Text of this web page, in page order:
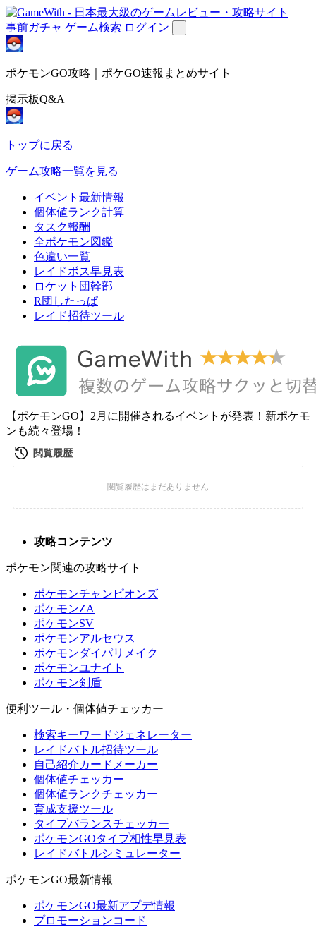
事前ガチャ ゲーム検索 ログイン
ポケモンGO攻略｜ポケGO速報まとめサイト
掲示板Q&A
トップに戻る
ゲーム攻略一覧を見る
イベント最新情報
個体値ランク計算
タスク報酬
全ポケモン図鑑
色違い一覧
レイドボス早見表
ロケット団幹部
R団したっぱ
レイド招待ツール
【ポケモンGO】2月に開催されるイベントが発表！新ポケモ
ンも続々登場！
攻略コンテンツ
ポケモン関連の攻略サイト
ポケモンチャンピオンズ
ポケモンZA
ポケモンSV
ポケモンアルセウス
ポケモンダイパリメイク
ポケモンユナイト
ポケモン剣盾
便利ツール・個体値チェッカー
検索キーワードジェネレーター
レイドバトル招待ツール
自己紹介カードメーカー
個体値チェッカー
個体値ランクチェッカー
育成支援ツール
タイプバランスチェッカー
ポケモンGOタイプ相性早見表
レイドバトルシミュレーター
ポケモンGO最新情報
ポケモンGO最新アプデ情報
プロモーションコード